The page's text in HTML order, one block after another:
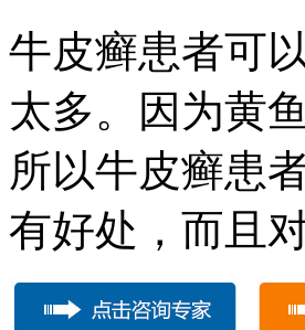
牛皮癣患者可
太多。因为黄
所以牛皮癣患
有好处，而且